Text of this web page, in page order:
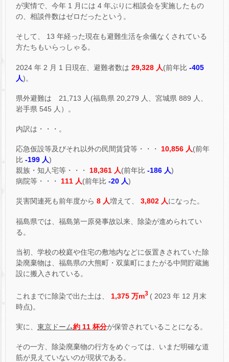
が実情で、今年 1 月には 4 年ぶりに相談会を実施したもの
の、相談件数はゼロだったという。
そして、 13 年経った現在も避難生活を余儀なくされている
方たちもいらっしゃる。
2024 年 2 月 1 日現在、避難者数は 29,328 人(前年比 -405
人)。
県外避難は 21,713 人(福島県 20,279 人、宮城県 889 人、
岩手県 545 人）。
内訳は・・・。
応急仮設等及びそれ以外の民間賃貸等・・・ 10,856 人(前年
比 -199 人)
親族・知人宅等・・・
18,361 人(前年比 -186 人)
病院等・・・
111 人(前年比 -20 人)
災害関連死も前年度から 8 人増えて、 3,802 人になった。
福島県では、福島第一原発事故以来、除染が進められてい
る。
当初、学校の校庭や住宅の敷地内などに仮置きされていた除
染廃棄物は、福島県の大熊町・双葉町にまたがる中間貯蔵施
設に搬入されている。
これまでに除染で出た土は、 1,375 万m3 ( 2023 年 12 月末
時点)。
実に、 東京ドーム約 11 杯分が保管されていることになる。
その一方、除染廃棄物の行方をめぐっては、いまだ明確な道
筋が見えていないのが現状である。